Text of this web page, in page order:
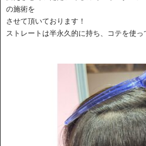
の施術を
させて頂いております！
ストレートは半永久的に持ち、コテを使っ